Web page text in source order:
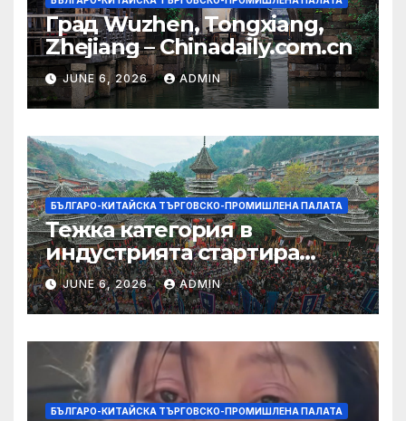
Град Wuzhen, Tongxiang,
Zhejiang – Chinadaily.com.cn
JUNE 6, 2026 ADMIN
БЪЛГАРО-КИТАЙСКА ТЪРГОВСКО-ПРОМИШЛЕНА ПАЛАТА
Тежка категория в
индустрията стартира
алианс за космическа
слънчева енергия
JUNE 6, 2026 ADMIN
БЪЛГАРО-КИТАЙСКА ТЪРГОВСКО-ПРОМИШЛЕНА ПАЛАТА